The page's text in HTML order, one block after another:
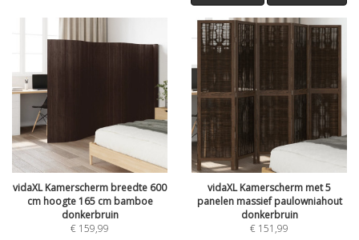
vidaXL Kamerscherm breedte 600
cm hoogte 165 cm bamboe
donkerbruin
€ 159,99
vidaXL Kamerscherm met 5
panelen massief paulowniahout
donkerbruin
€ 151,99